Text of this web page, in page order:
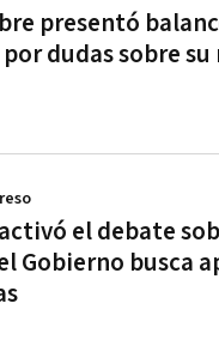
presentó
dudas sobre
el debate
Gobierno busca